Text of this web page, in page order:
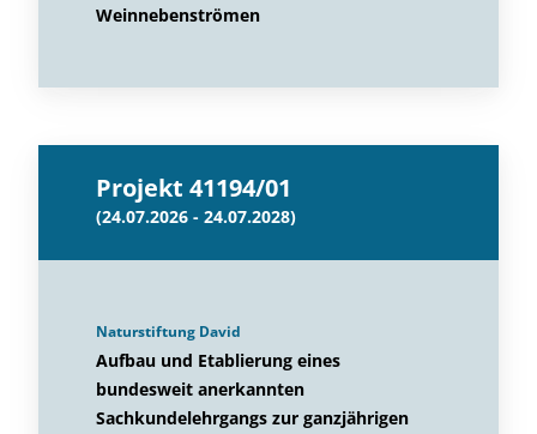
Weinnebenströmen
Projekt 41194/01
(24.07.2026 - 24.07.2028)
Naturstiftung David
Aufbau und Etablierung eines
bundesweit anerkannten
Sachkundelehrgangs zur ganzjährigen